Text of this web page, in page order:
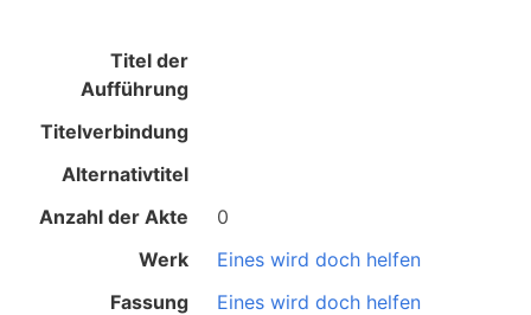
Titel der
Aufführung
Titelverbindung
Alternativtitel
Anzahl der Akte
0
Werk
Eines wird doch helfen
Fassung
Eines wird doch helfen